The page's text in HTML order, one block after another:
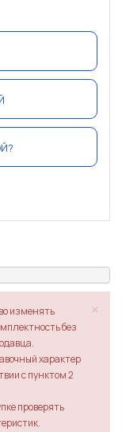
×
изменять
без
характер
с пунктом 2
проверять